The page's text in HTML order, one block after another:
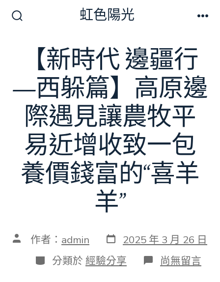
虹色陽光
【新時代 邊疆行
—西躲篇】高原邊
際遇見讓農牧平
易近增收致一包
養價錢富的“喜羊
羊”
文 作者： admin 發
表
日
期
2025 年 3 月 26 日
分
類
分類於 經驗分享 在
〈【新
尚無留言